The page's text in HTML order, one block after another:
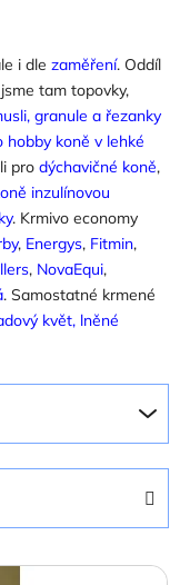
i dle zaměření. Oddíl
tam topovky,
granule a řezanky
hobby koně v lehké
pro dýchavičné koně,
inzulínovou
. Krmivo economy
, Energys, Fitmin,
, NovaEqui,
. Samostatné krmené
květ, lněné